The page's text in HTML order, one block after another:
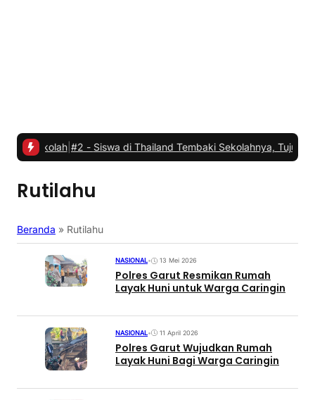
#2 - Siswa di Thailand Tembaki Sekolahnya, Tujuh Orang
Rutilahu
Beranda » Rutilahu
NASIONAL• 13 Mei 2026
Polres Garut Resmikan Rumah
Layak Huni untuk Warga Caringin
NASIONAL• 11 April 2026
Polres Garut Wujudkan Rumah
Layak Huni Bagi Warga Caringin